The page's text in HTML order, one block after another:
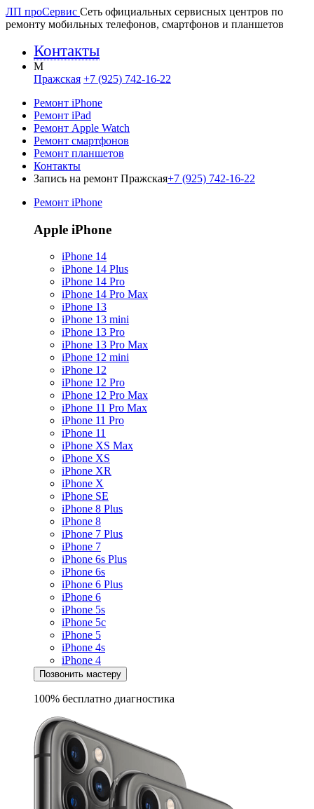
ЛП проСервис Сеть официальных сервисных центров по
ремонту мобильных телефонов, смартфонов и планшетов
Контакты
M
Пражская +7 (925) 742-16-22
Ремонт iPhone
Ремонт iPad
Ремонт Apple Watch
Ремонт смартфонов
Ремонт планшетов
Контакты
Запись на ремонт Пражская+7 (925) 742-16-22
Ремонт iPhone
Apple iPhone
iPhone 14
iPhone 14 Plus
iPhone 14 Pro
iPhone 14 Pro Max
iPhone 13
iPhone 13 mini
iPhone 13 Pro
iPhone 13 Pro Max
iPhone 12 mini
iPhone 12
iPhone 12 Pro
iPhone 12 Pro Max
iPhone 11 Pro Max
iPhone 11 Pro
iPhone 11
iPhone XS Max
iPhone XS
iPhone XR
iPhone X
iPhone SE
iPhone 8 Plus
iPhone 8
iPhone 7 Plus
iPhone 7
iPhone 6s Plus
iPhone 6s
iPhone 6 Plus
iPhone 6
iPhone 5s
iPhone 5c
iPhone 5
iPhone 4s
iPhone 4
Позвонить мастеру
100% бесплатно диагностика